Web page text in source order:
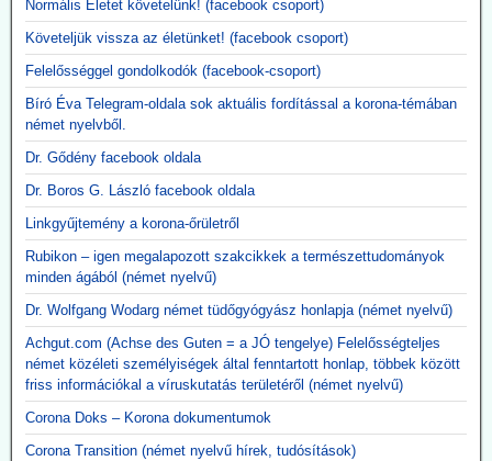
Normális Életet követelünk! (facebook csoport)
Követeljük vissza az életünket! (facebook csoport)
Felelősséggel gondolkodók (facebook-csoport)
Bíró Éva Telegram-oldala sok aktuális fordítással a korona-témában
német nyelvből.
Dr. Gődény facebook oldala
Dr. Boros G. László facebook oldala
Linkgyűjtemény a korona-őrületről
Rubikon – igen megalapozott szakcikkek a természettudományok
minden ágából (német nyelvű)
Dr. Wolfgang Wodarg német tüdőgyógyász honlapja (német nyelvű)
Achgut.com (Achse des Guten = a JÓ tengelye) Felelősségteljes
német közéleti személyiségek által fenntartott honlap, többek között
friss információkal a víruskutatás területéről (német nyelvű)
Corona Doks – Korona dokumentumok
Corona Transition (német nyelvű hírek, tudósítások)